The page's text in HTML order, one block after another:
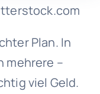
Plan. In
mehrere –
viel Geld.